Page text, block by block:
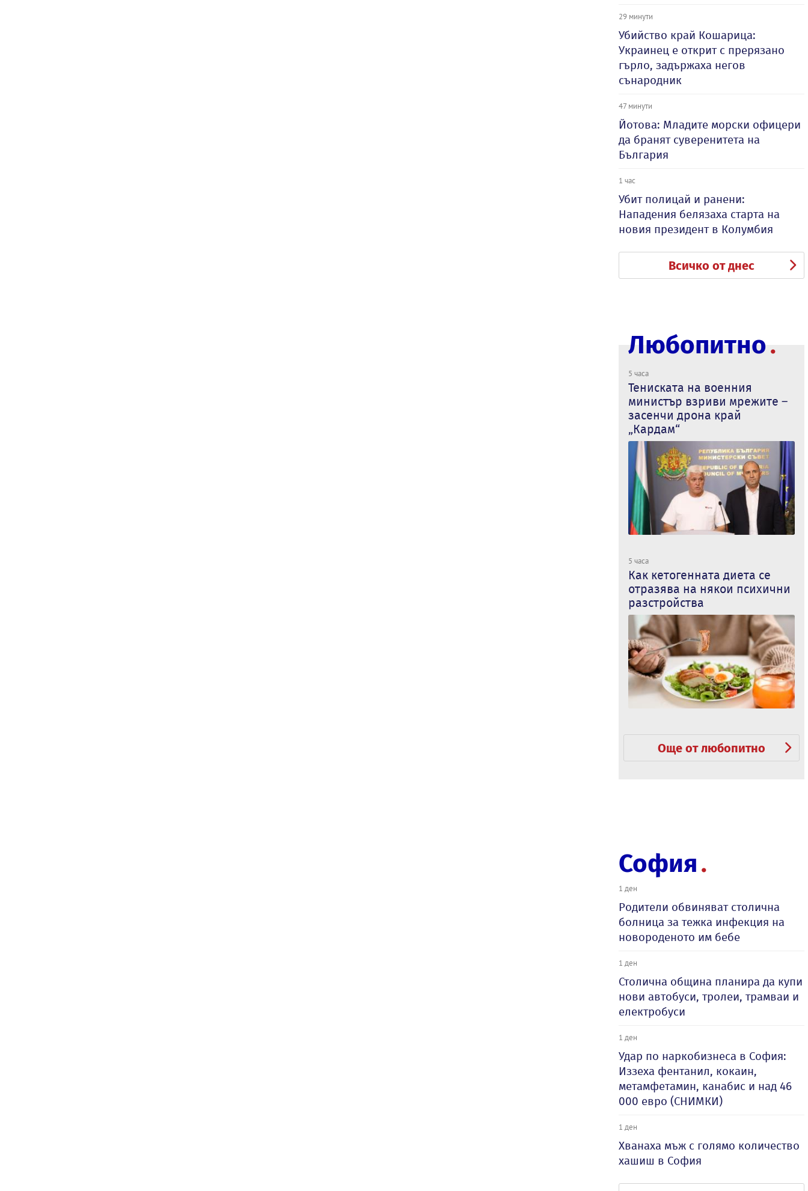
29 минути
Убийство край Кошарица:
Украинец е открит с прерязано
гърло, задържаха негов
сънародник
47 минути
Йотова: Младите морски офицери
да бранят суверенитета на
България
1 час
Убит полицай и ранени:
Нападения белязаха старта на
новия президент в Колумбия
Всичко от днес
Любопитно
5 часа
Тениската на военния
министър взриви мрежите –
засенчи дрона край
„Кардам“
5 часа
Как кетогенната диета се
отразява на някои психични
разстройства
Още от любопитно
София
1 ден
Родители обвиняват столична
болница за тежка инфекция на
новороденото им бебе
1 ден
Столична община планира да купи
нови автобуси, тролеи, трамваи и
електробуси
1 ден
Удар по наркобизнеса в София:
Иззеха фентанил, кокаин,
метамфетамин, канабис и над 46
000 евро (СНИМКИ)
1 ден
Хванаха мъж с голямо количество
хашиш в София